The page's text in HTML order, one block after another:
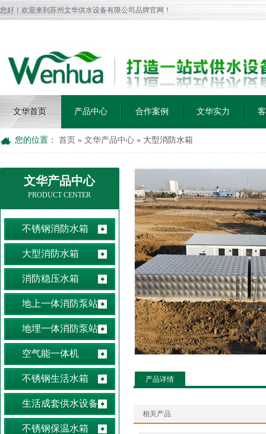
您好！欢迎来到苏州文华供水设备有限公司品牌官网！
文华首页 产品中心 合作案例 文华实力
您的位置： 首页 » 文华产品中心 » 大型消防水箱
文华产品中心
PRODUCT CENTER
不锈钢消防水箱
大型消防水箱
消防稳压水箱
地上一体消防泵站
地埋一体消防泵站
空气能一体机
不锈钢生活水箱
生活成套供水设备
不锈钢保温水箱
产品详情
相关产品